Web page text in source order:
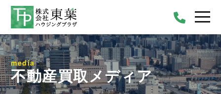
media
不動産買取メディア